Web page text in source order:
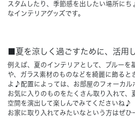
スタムしたり、季節感を出したい場所にち
なインテリアグッズです。
■夏を涼しく過ごすために、活用
例えば、夏のインテリアとして、ブルーを
や、ガラス素材のものなどを綺麗に飾ると
よ♪配置によっては、お部屋のフォーカル
お気に入りのものをたくさん取り入れて、
空間を演出して楽しんでみてくださいね♪
お家に取り入れてみたいなという方はぜひ